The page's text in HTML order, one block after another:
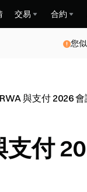
交易 合約
您
RWA 與支付 2026
支付